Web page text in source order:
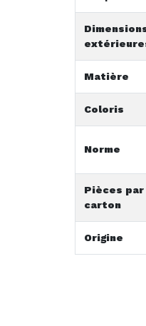
Matière
Coloris
Norme
Pièces par
carton
Origine